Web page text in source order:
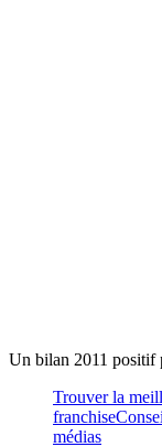
Un bilan 2011 positif
Trouver la
franchise
médias